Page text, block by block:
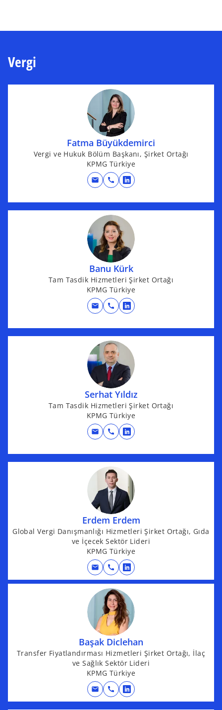
t
Vergi
Fatma Büyükdemirci
Vergi ve Hukuk Bölüm Başkanı, Şirket Ortağı
KPMG Türkiye
mail call
o
e
n
i
n
a
n
e
w
t
a
Banu Kürk
Tam Tasdik Hizmetleri Şirket Ortağı
KPMG Türkiye
mail call
o
e
n
i
n
a
n
e
w
t
a
Serhat Yıldız
Tam Tasdik Hizmetleri Şirket Ortağı
KPMG Türkiye
mail call
o
e
n
s
i
n
a
n
e
w
t
a
b
Erdem Erdem
Global Vergi Danışmanlığı Hizmetleri Şirket Ortağı, Gıda
ve İçecek Sektör Lideri
KPMG Türkiye
mail call
o
p
e
n
s
i
n
a
n
e
w
t
Başak Diclehan
Transfer Fiyatlandırması Hizmetleri Şirket Ortağı, İlaç
ve Sağlık Sektör Lideri
KPMG Türkiye
mail call
o